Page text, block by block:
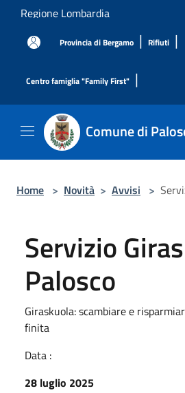
Salta al contenuto principale
Regione Lombardia
Provincia di Bergamo | Rifiuti |
Centro famiglia "Family First" |
Comune di
Home > Novità > Avvisi >
Servizio
Palosco
Giraskuola: scambiare e
finita
Data :
28 luglio 2025